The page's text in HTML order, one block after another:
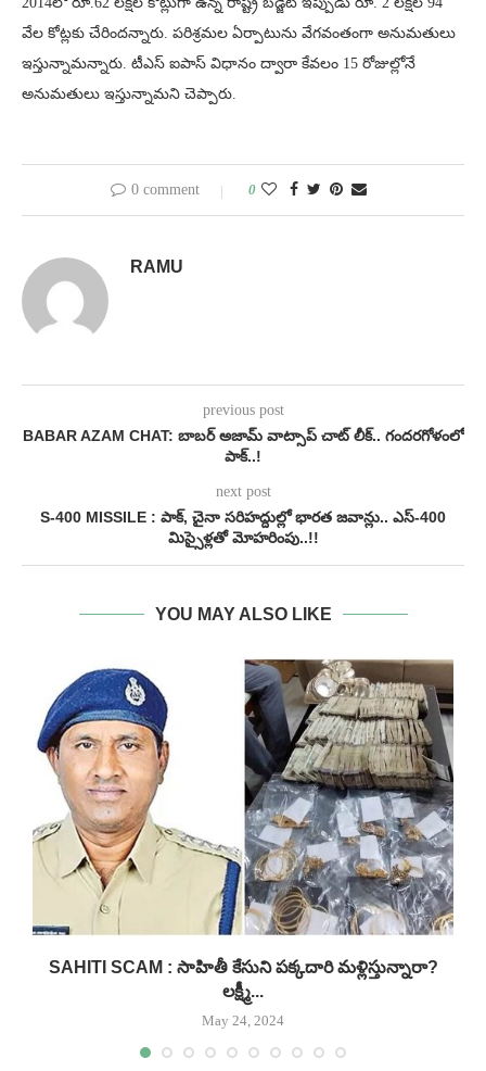
వేల కోట్లకు చేరిందన్నారు. పరిశ్రమల ఏర్పాటును వేగవంతంగా అనుమతులు
ఇస్తున్నామన్నారు. టీఎస్ ఐపాస్ విధానం ద్వారా కేవలం 15 రోజుల్లోనే
అనుమతులు ఇస్తున్నామని చెప్పారు.
0 comment 0
RAMU
previous post
BABAR AZAM CHAT: బాబర్ అజామ్ వాట్సాప్ చాట్ లీక్.. గందరగోళంలో
పాక్..!
next post
S-400 MISSILE : పాక్‌, చైనా సరిహద్దుల్లో భారత జవాన్లు.. ఎస్‌-400
మిస్సైళ్లతో మోహరింపు..!!
YOU MAY ALSO LIKE
SAHITI SCAM : సాహితీ కేసుని పక్కదారి మళ్లిస్తున్నారా?
లక్ష్మీ...
May 24, 2024